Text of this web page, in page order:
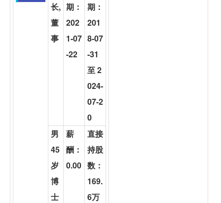
长,
董
事
期：
202
1-07
-22
期：
201
8-07
-31
至 2
024-
07-2
0
男
45
岁
博
士
薪
酬：
0.00
直接
持股
数：
169.
6万